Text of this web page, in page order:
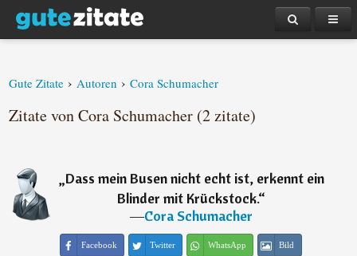
Gute Zitate › Autoren › Cora Schumacher
Zitate von Cora Schumacher (2 zitate)
„Dass mein Busen nicht echt ist, erkennt ein
Blinder mit Krückstock.“
―Cora Schumacher
Facebook Twitter WhatsApp Bild